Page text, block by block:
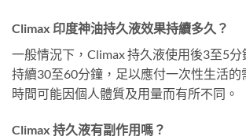
Climax 印度神油持久液效果持續多久？
一般情況下，Climax 持久液使用後3至5
持續30至60分鐘，足以應付一次性生活的
時間可能因個人體質及用量而有所不同。
Climax 持久液有副作用嗎？